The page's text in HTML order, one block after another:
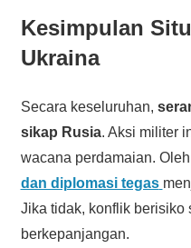
Kesimpulan
Ukraina
Secara keseluruhan,
sikap Rusia. Aksi militer
wacana perdamaian.
dan diplomasi tegas
Jika tidak, konflik berisiko
berkepanjangan.